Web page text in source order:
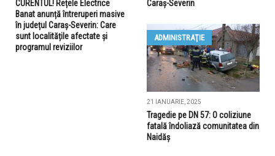
CURENTUL! Rețele Electrice
Banat anunță întreruperi masive
în județul Caraș-Severin: Care
sunt localitățile afectate și
programul reviziilor
Caraș-Severin
ADMINISTRAŢIE
21 IANUARIE, 2025
Tragedie pe DN 57: O coliziune
fatală îndoliază comunitatea din
Naidăș